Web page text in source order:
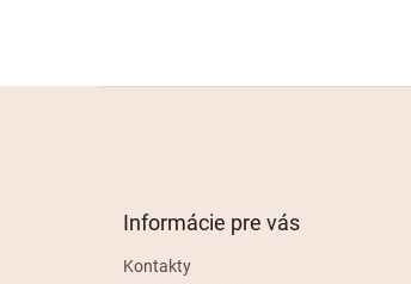
Informácie pre vás
Kontakty